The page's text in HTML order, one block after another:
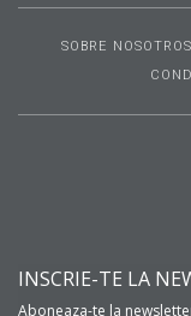
SOBRE NOSOTROS